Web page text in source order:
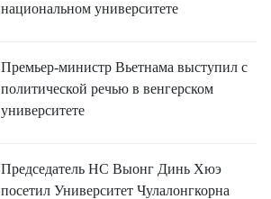
национальном университете
Премьер-министр Вьетнама выступил с
политической речью в венгерском
университете
Председатель НС Выонг Динь Хюэ
посетил Университет Чулалонгкорна